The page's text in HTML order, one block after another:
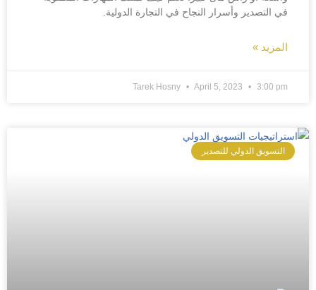
في التصدير وأسرار النجاح في التجارة الدولية.
المزيد »
Tarek Hosny April 5, 2023 3:00 pm
التسويق الدولي للتصدير